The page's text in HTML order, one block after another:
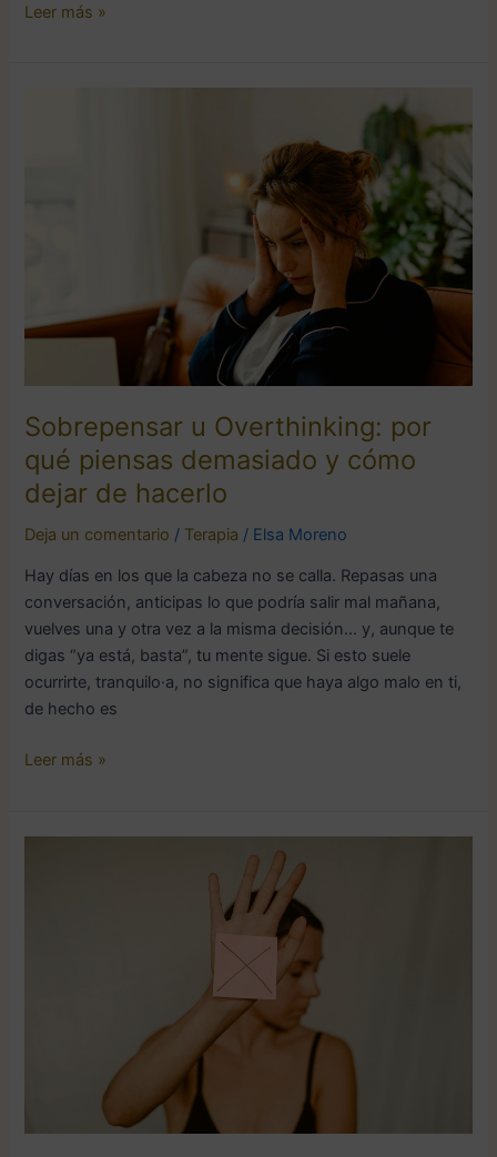
Leer más »
Sobrepensar u Overthinking: por
qué piensas demasiado y cómo
dejar de hacerlo
Deja un comentario / Terapia / Elsa Moreno
Hay días en los que la cabeza no se calla. Repasas una
conversación, anticipas lo que podría salir mal mañana,
vuelves una y otra vez a la misma decisión… y, aunque te
digas “ya está, basta”, tu mente sigue. Si esto suele
ocurrirte, tranquilo·a, no significa que haya algo malo en ti,
de hecho es
dejar
hacerlo
Leer más »